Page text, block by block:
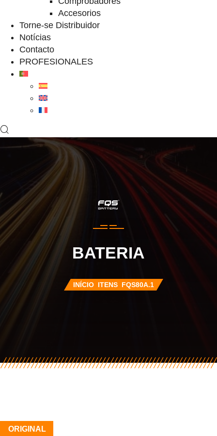
Accesorios
Torne-se Distribuidor
Notícias
Contacto
PROFESIONALES
BATERIA
INÍCIO ITENS FQS80A.1
ORIGINAL